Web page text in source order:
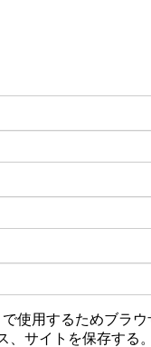
使用するためブラ
、サイトを保存する。